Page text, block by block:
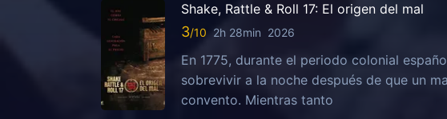
Shake, Rattle & Roll 17: El origen del mal
3 2h 28min 2026
En 1775, durante el periodo colonial
sobrevivir a la noche después de que un
convento. Mientras tanto